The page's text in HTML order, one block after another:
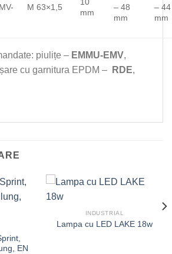
M 63×1,5
mm
– 48
mm
– 44
mm
piulițe – EMMU-EMV,
cu garnitura EPDM –
RDE,
EN
INDUSTRIAL
Lampa cu LED LAKE 18w